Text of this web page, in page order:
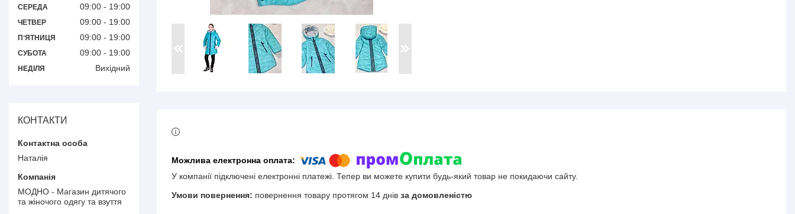
У компанії підключені електронні платежі. Тепер ви можете купити будь-який товар не покидаючи сайту.
повернення товару протягом 14 днів за домовленістю
СЕРЕДА 09:00 19:00
ЧЕТВЕР 09:00 19:00
ПʼЯТНИЦЯ 09:00 19:00
СУБОТА 09:00 19:00
НЕДІЛЯ Вихідний
КОНТАКТИ
Наталія
МОДНО - Магазин дитячого
та жіночого одягу та взуття